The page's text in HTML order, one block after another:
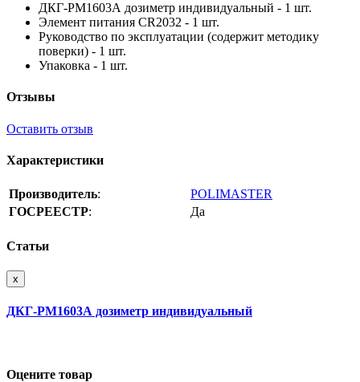
ДКГ-РМ1603А дозиметр индивидуальный - 1 шт.
Элемент питания CR2032 - 1 шт.
Руководство по эксплуатации (содержит методику
поверки) - 1 шт.
Упаковка - 1 шт.
Отзывы
Оставить отзыв
Характеристики
Производитель:
POLIMASTER
ГОСРЕЕСТР: Да
Статьи
x
ДКГ-РМ1603А дозиметр индивидуальный
Оцените товар